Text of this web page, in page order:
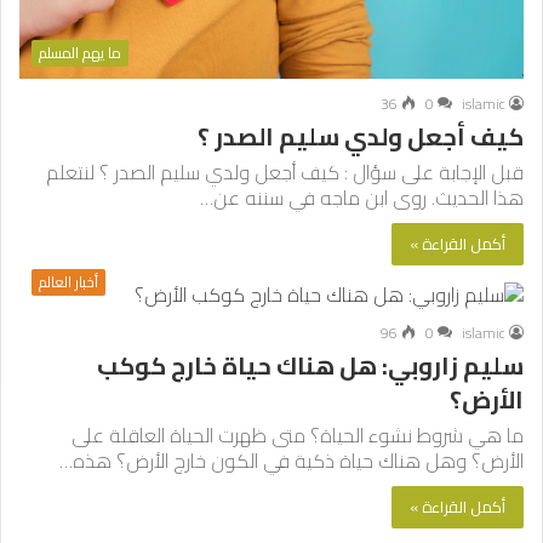
ما يهم المسلم
islamic
0
36
كيف أجعل ولدي سليم الصدر ؟
قبل الإجابة على سؤال : كيف أجعل ولدي سليم الصدر ؟ لنتعلم
هذا الحديث. روى ابن ماجه في سننه عن…
أكمل القراءة »
أخبار العالم
islamic
0
96
سليم زاروبي: هل هناك حياة خارج كوكب
الأرض؟
ما هي شروط نشوء الحياة؟ متى ظهرت الحياة العاقلة على
الأرض؟ وهل هناك حياة ذكية في الكون خارج الأرض؟ هذه…
أكمل القراءة »